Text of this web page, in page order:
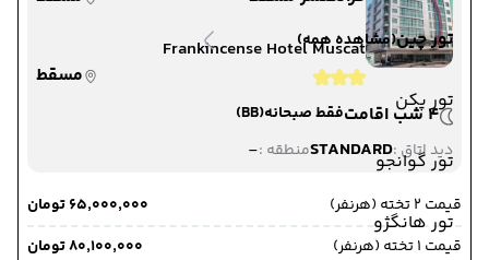
تور چین(مشاهده همه)
تور پکن
تور گوانجو
تور هانگژو
Frankincense Hotel Muscat
مسقط
4 شب اقامت
فقط صبحانه(BB)
دید اتاق :STANDARDمنطقه :-
قیمت 2 تخته (هرنفر)
۶۵٬۰۰۰٬۰۰۰ تومان
قیمت 1 تخته (هرنفر)
۸۰٬۱۰۰٬۰۰۰ تومان